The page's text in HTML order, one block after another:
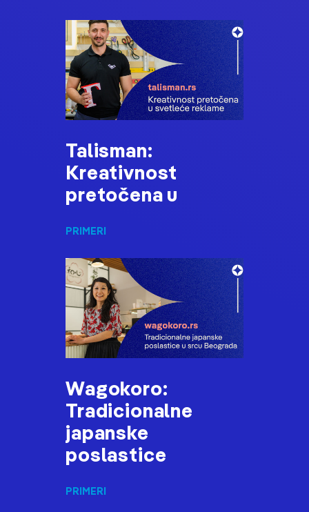
Talisman:
Kreativnost
pretočena u
PRIMERI
Wagokoro:
Tradicionalne
japanske
poslastice
PRIMERI